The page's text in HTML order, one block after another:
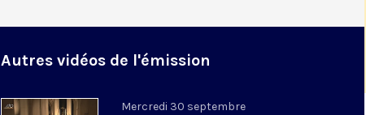
Autres vidéos de l'émission
Mercredi 30 septembre